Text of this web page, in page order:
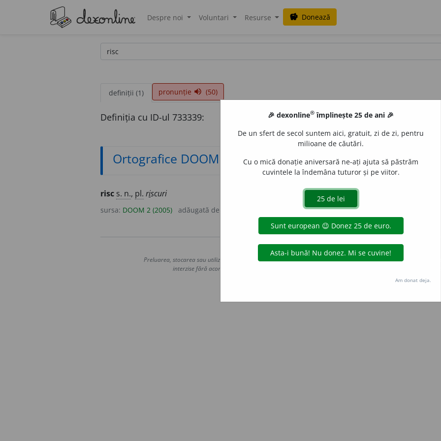
Despre noi Voluntari Resurse savings Donează
definiții (1) pronunție volume_up (50)
Definiția cu ID-ul 733339:
Ortografice DOOM
risc s. n., pl. riscuri
sursa: DOOM 2 (2005) adăugată de
Copyright © 2004-2026 dexonline (https://dexonline.ro)
Preluarea, stocarea sau utilizarea datelor de pe acest site, inclusiv prin orice metode de extragere automată
interzise fără acordul nostru prealabil scris, cu excepția seturilor de date oferite oficial spre utilizare
Hosterion
🎉 dexonline® împlinește 25 de ani 🎉
De un sfert de secol suntem aici, gratuit, zi de zi, pentru
milioane de căutări.
Cu o mică donație aniversară ne-ați ajuta să păstrăm
cuvintele la îndemâna tuturor și pe viitor.
Am donat deja.